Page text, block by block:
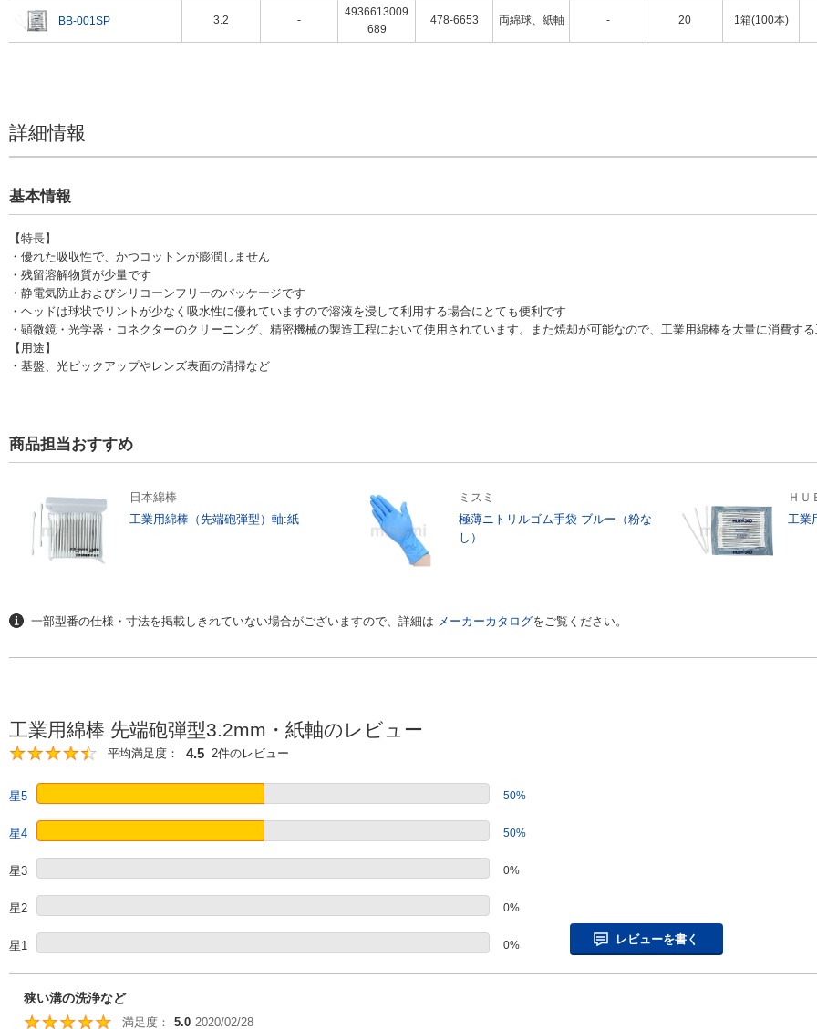
BB-001SP
量です｡静電
防止およびシ
3.2 -
4936613009
689
478-6653 両綿球、紙軸 - 20 1箱(100本)
詳細情報
基本情報
【特長】
・優れた吸収性で、かつコットンが膨潤しません
・残留溶解物質が少量です
・静電気防止およびシリコーンフリーのパッケージです
・ヘッドは球状でリントが少なく吸水性に優れていますので溶液を浸して利用する場合にとても便利です
・顕微鏡・光学器・コネクターのクリーニング、精密機械の製造工程において使用されています。また焼却が可能なので、工業用綿棒を大量に消費す
【用途】
・基盤、光ピックアップやレンズ表面の清掃など
商品担当おすすめ
日本綿棒
工業用綿棒（先端砲弾型）軸:紙
ミスミ
極薄ニトリルゴム手袋 ブルー（粉な
し）
ＨＵ
工業
一部型番の仕様・寸法を掲載しきれていない場合がございますので、詳細は メーカーカタログをご覧ください。
工業用綿棒 先端砲弾型3.2mm・紙軸のレビュー
4.5
平均満足度： 4.5 2件のレビュー
星5 50%
星4 50%
星3 0%
星2 0%
星1 0% レビューを書く
狭い溝の洗浄など
5
満足度： 5.0 2020/02/28